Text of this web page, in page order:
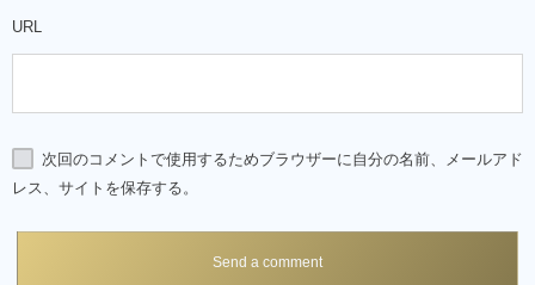
URL
次回のコメントで使用するためブラウザーに自分の名前、メールアド
レス、サイトを保存する。